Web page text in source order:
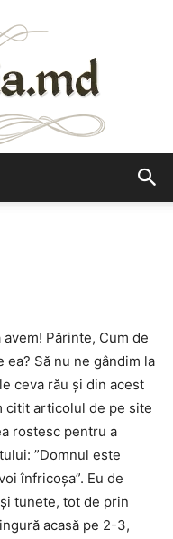
Părinte, Cum de
ea? Să nu ne gândim la
ceva rău și din acest
citit articolul de pe site
rostesc pentru a
”Domnul este
înfricoșa”. Eu de
tunete, tot de prin
acasă pe 2-3,